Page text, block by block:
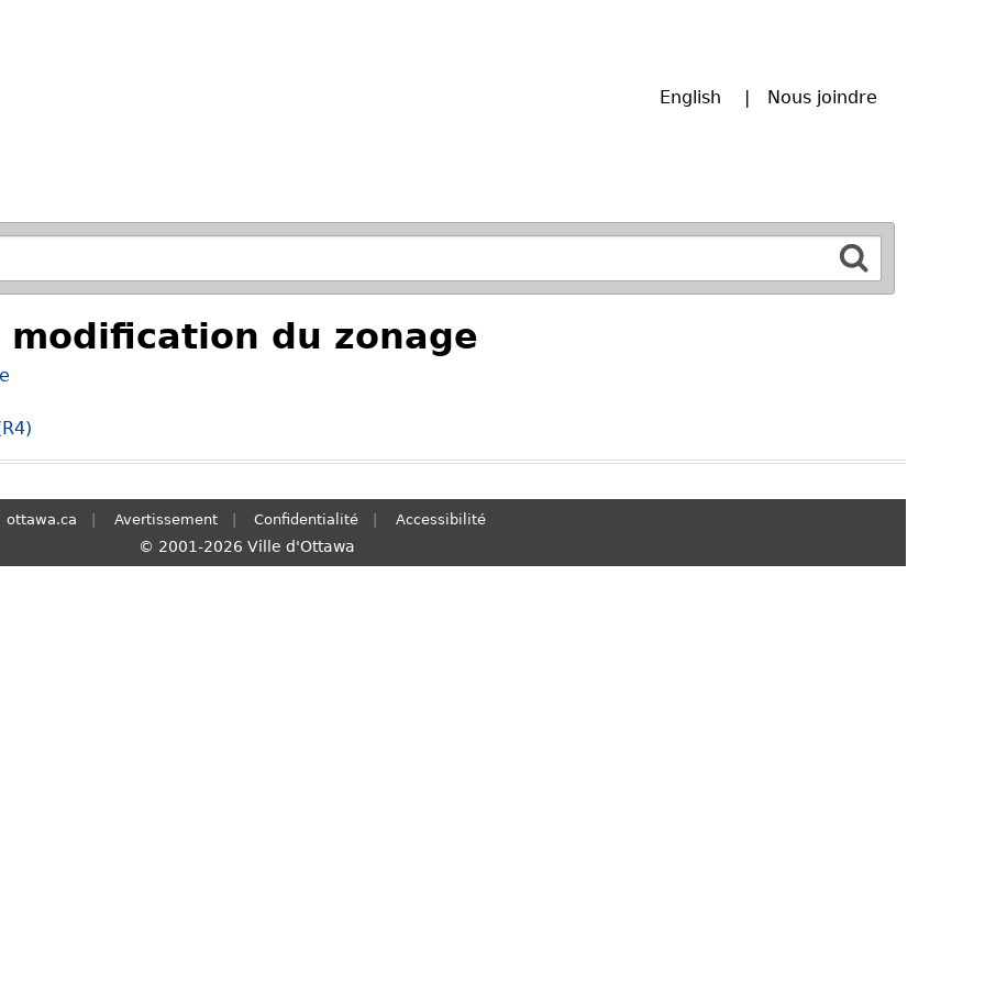
English Nous joindre
du zonage
ottawa.ca Avertissement Confidentialité Accessibilité
© 2001-2026 Ville d'Ottawa